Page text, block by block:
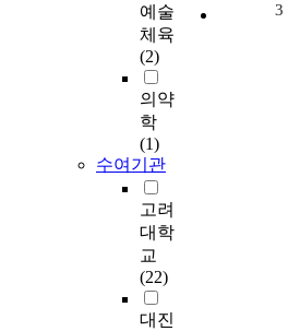
예술
체육
(2)
의약
학
(1)
수여기관
고려
대학
교
(22)
대진
3